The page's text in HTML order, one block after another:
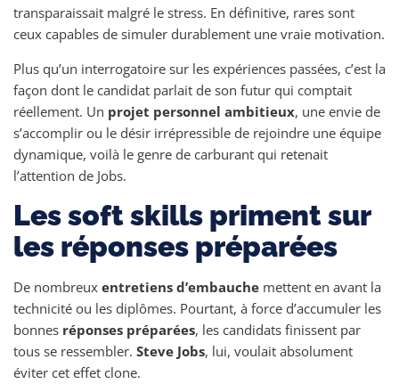
transparaissait malgré le stress. En définitive, rares sont
ceux capables de simuler durablement une vraie motivation.
Plus qu’un interrogatoire sur les expériences passées, c’est la
façon dont le candidat parlait de son futur qui comptait
réellement. Un projet personnel ambitieux, une envie de
s’accomplir ou le désir irrépressible de rejoindre une équipe
dynamique, voilà le genre de carburant qui retenait
l’attention de Jobs.
Les soft skills priment sur
les réponses préparées
De nombreux entretiens d’embauche mettent en avant la
technicité ou les diplômes. Pourtant, à force d’accumuler les
bonnes réponses préparées, les candidats finissent par
tous se ressembler. Steve Jobs, lui, voulait absolument
éviter cet effet clone.